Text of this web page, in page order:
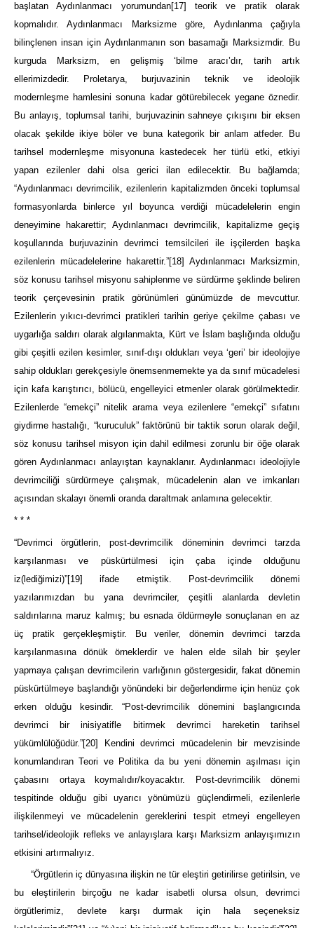
başlatan Aydınlanmacı yorumundan[17]
teorik ve pratik olarak
kopmalıdır. Aydınlanmacı Marksizme göre, Aydınlanma çağıyla
bilinçlenen insan için Aydınlanmanın son basamağı Marksizmdir. Bu
kurguda Marksizm, en gelişmiş ‘bilme aracı’dır, tarih artık
ellerimizdedir. Proletarya, burjuvazinin teknik ve ideolojik
modernleşme hamlesini sonuna kadar götürebilecek yegane öznedir.
Bu anlayış, toplumsal tarihi, burjuvazinin sahneye çıkışını bir eksen
olacak şekilde ikiye böler ve buna kategorik bir anlam atfeder. Bu
tarihsel modernleşme misyonuna kastedecek her türlü etki, etkiyi
yapan ezilenler dahi olsa gerici ilan edilecektir. Bu bağlamda;
“Aydınlanmacı devrimcilik, ezilenlerin kapitalizmden önceki toplumsal
formasyonlarda binlerce yıl boyunca verdiği mücadelelerin engin
deneyimine hakarettir; Aydınlanmacı devrimcilik, kapitalizme geçiş
koşullarında burjuvazinin devrimci temsilcileri ile işçilerden başka
ezilenlerin mücadelelerine hakarettir.”[18] Aydınlanmacı Marksizmin,
söz konusu tarihsel misyonu sahiplenme ve sürdürme şeklinde beliren
teorik çerçevesinin pratik görünümleri günümüzde de mevcuttur.
Ezilenlerin yıkıcı-devrimci pratikleri tarihin geriye çekilme çabası ve
uygarlığa saldırı olarak algılanmakta, Kürt ve İslam başlığında olduğu
gibi çeşitli ezilen kesimler, sınıf-dışı oldukları veya ‘geri’ bir ideolojiye
sahip oldukları gerekçesiyle önemsenmemekte ya da sınıf mücadelesi
için kafa karıştırıcı, bölücü, engelleyici etmenler olarak görülmektedir.
Ezilenlerde “emekçi” nitelik arama veya ezilenlere “emekçi” sıfatını
giydirme hastalığı, “kuruculuk” faktörünü bir taktik sorun olarak değil,
söz konusu tarihsel misyon için dahil edilmesi zorunlu bir öğe olarak
gören Aydınlanmacı anlayıştan kaynaklanır. Aydınlanmacı ideolojiyle
devrimciliği sürdürmeye çalışmak, mücadelenin alan ve imkanları
açısından skalayı önemli oranda daraltmak anlamına gelecektir.
* * *
“Devrimci örgütlerin, post-devrimcilik döneminin devrimci tarzda
karşılanması ve püskürtülmesi için çaba içinde olduğunu
iz(lediğimizi)”[19] ifade etmiştik. Post-devrimcilik dönemi
yazılarımızdan bu yana devrimciler, çeşitli alanlarda devletin
saldırılarına maruz kalmış; bu esnada öldürmeyle sonuçlanan en az
üç pratik gerçekleşmiştir. Bu veriler, dönemin devrimci tarzda
karşılanmasına dönük örneklerdir ve halen elde silah bir şeyler
yapmaya çalışan devrimcilerin varlığının göstergesidir, fakat dönemin
püskürtülmeye başlandığı yönündeki bir değerlendirme için henüz çok
erken olduğu kesindir. “Post-devrimcilik dönemini başlangıcında
devrimci bir inisiyatifle bitirmek devrimci hareketin tarihsel
yükümlülüğüdür.”[20] Kendini devrimci mücadelenin bir mevzisinde
konumlandıran Teori ve Politika da bu yeni dönemin aşılması için
çabasını ortaya koymalıdır/koyacaktır. Post-devrimcilik dönemi
tespitinde olduğu gibi uyarıcı yönümüzü güçlendirmeli, ezilenlerle
ilişkilenmeyi ve mücadelenin gereklerini tespit etmeyi engelleyen
tarihsel/ideolojik refleks ve anlayışlara karşı Marksizm anlayışımızın
etkisini artırmalıyız.
“Örgütlerin iç dünyasına ilişkin ne tür eleştiri getirilirse getirilsin, ve
bu eleştirilerin birçoğu ne kadar isabetli olursa olsun, devrimci
örgütlerimiz, devlete karşı durmak için hala seçeneksiz